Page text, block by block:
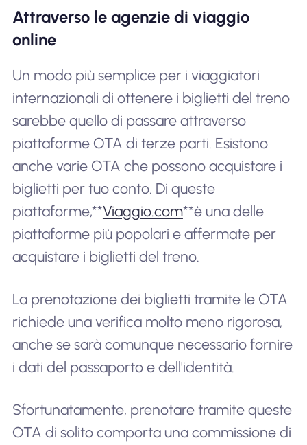
Attraverso le agenzie di viaggio
online
Un modo più semplice per i viaggiatori
internazionali di ottenere i biglietti del treno
sarebbe quello di passare attraverso
piattaforme OTA di terze parti. Esistono
anche varie OTA che possono acquistare i
biglietti per tuo conto. Di queste
piattaforme,**Viaggio.com**è una delle
piattaforme più popolari e affermate per
acquistare i biglietti del treno.
La prenotazione dei biglietti tramite le OTA
richiede una verifica molto meno rigorosa,
anche se sarà comunque necessario fornire
i dati del passaporto e dell'identità.
Sfortunatamente, prenotare tramite queste
OTA di solito comporta una commissione di